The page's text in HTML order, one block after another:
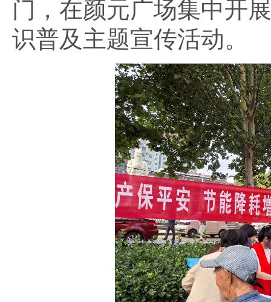
门，在颜元广场集中开
识普及主题宣传活动。